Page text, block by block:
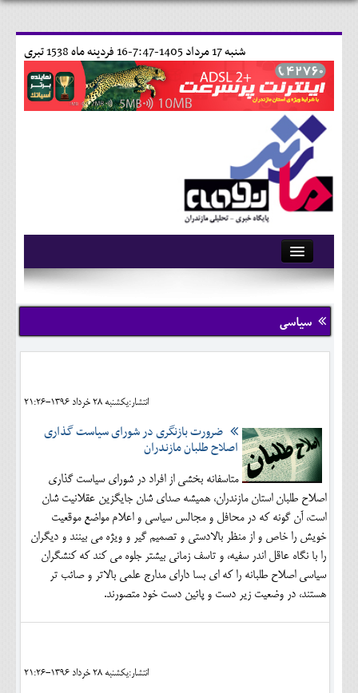
16 فردينه ماه 1538 تبری شنبه 17 مرداد 1405-7:47-
آرشیو
تماس با ما
وبلاگ
کلینیک
حقوقی
محیط زیست و گردشگری
فرهنگی و هنری
اقتصادی
سیاسی
سیاسی
انتشار:يکشنبه 28 خرداد 1396-21:26
ضرورت بازنگری در شورای سیاست گذاری
اصلاح طلبان مازندران
متاسفانه بخشی از افراد در شورای سیاست گذاری
اصلاح طلبان استان مازندران، همیشه صدای شان جایگزین عقلانیت شان
است، آن گونه که در محافل و مجالس سیاسی و اعلام مواضع موقعیت
خویش را خاص و از منظر بالادستی و تصمیم گیر و ویژه می بینند و دیگران
را با نگاه عاقل اندر سفیه، و تاسف زمانی بیشتر جلوه می کند که کنشگران
سیاسی اصلاح طلبانه را که ای بسا دارای مدارج علمی بالاتر و صائب تر
هستند، در وضعیت زیر دست و پائین دست خود متصورند.
انتشار:يکشنبه 28 خرداد 1396-21:26